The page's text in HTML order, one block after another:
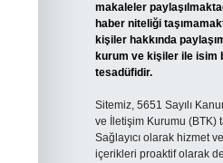
makaleler
haber niteliği
kişiler hakkında
kurum ve kişiler ile isim
tesadüfidir.
Sitemiz, 5651 Sayılı
ve İletişim Kurumu (BTK)
Sağlayıcı olarak hizmet
içerikleri proaktif olarak